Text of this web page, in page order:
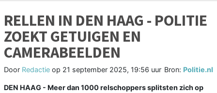
RELLEN IN DEN HAAG - POLITIE
ZOEKT GETUIGEN EN
CAMERABEELDEN
Door Redactie op 21 september 2025, 19:56 uur Bron: Politie.nl
DEN HAAG - Meer dan 1000 relschoppers splitsten zich op